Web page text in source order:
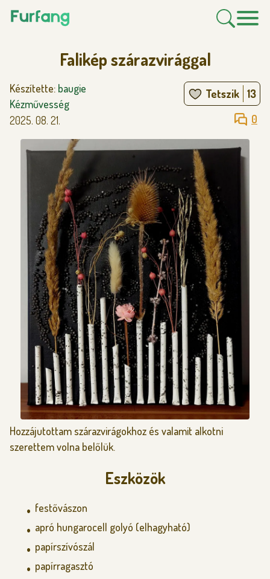
Falikép szárazvirággal
Készítette: baugie
Kézművesség
2025. 08. 21.
Tetszik 13
0
Hozzájutottam szárazvirágokhoz és valamit alkotni
szerettem volna belőlük.
Eszközök
festővászon
apró hungarocell golyó (elhagyható)
papírszívószál
papírragasztó